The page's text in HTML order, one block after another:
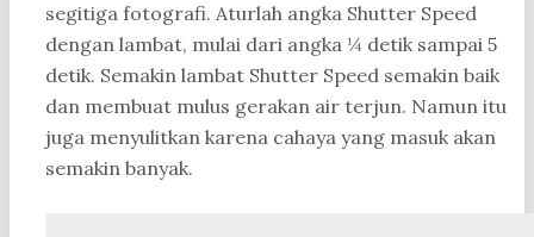
segitiga fotografi. Aturlah angka Shutter Speed
dengan lambat, mulai dari angka ¼ detik sampai 5
detik. Semakin lambat Shutter Speed semakin baik
dan membuat mulus gerakan air terjun. Namun itu
juga menyulitkan karena cahaya yang masuk akan
semakin banyak.